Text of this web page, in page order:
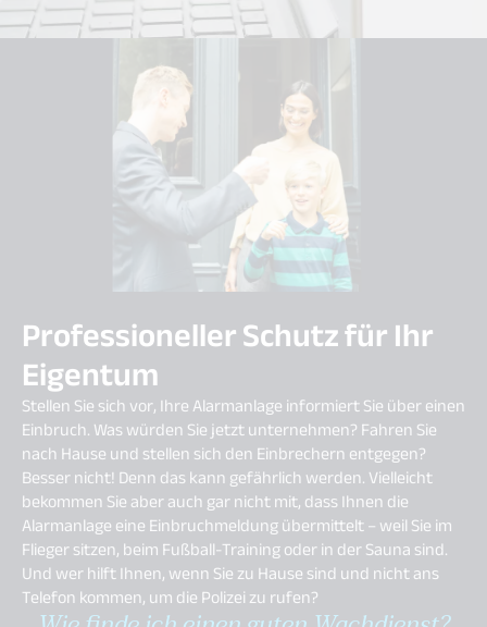
Professioneller Schutz für Ihr
Eigentum
Stellen Sie sich vor, Ihre Alarmanlage informiert Sie über einen
Einbruch. Was würden Sie jetzt unternehmen? Fahren Sie
nach Hause und stellen sich den Einbrechern entgegen?
Besser nicht! Denn das kann gefährlich werden. Vielleicht
bekommen Sie aber auch gar nicht mit, dass Ihnen die
Alarmanlage eine Einbruchmeldung übermittelt – weil Sie im
Flieger sitzen, beim Fußball-Training oder in der Sauna sind.
Und wer hilft Ihnen, wenn Sie zu Hause sind und nicht ans
Telefon kommen, um die Polizei zu rufen?